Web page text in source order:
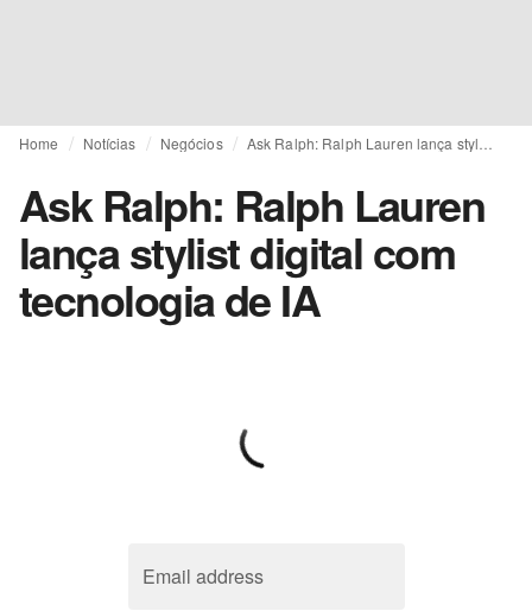
Home Notícias Negócios
Ask Ralph: Ralph Lauren
lança stylist digital com
tecnologia de IA
Email address